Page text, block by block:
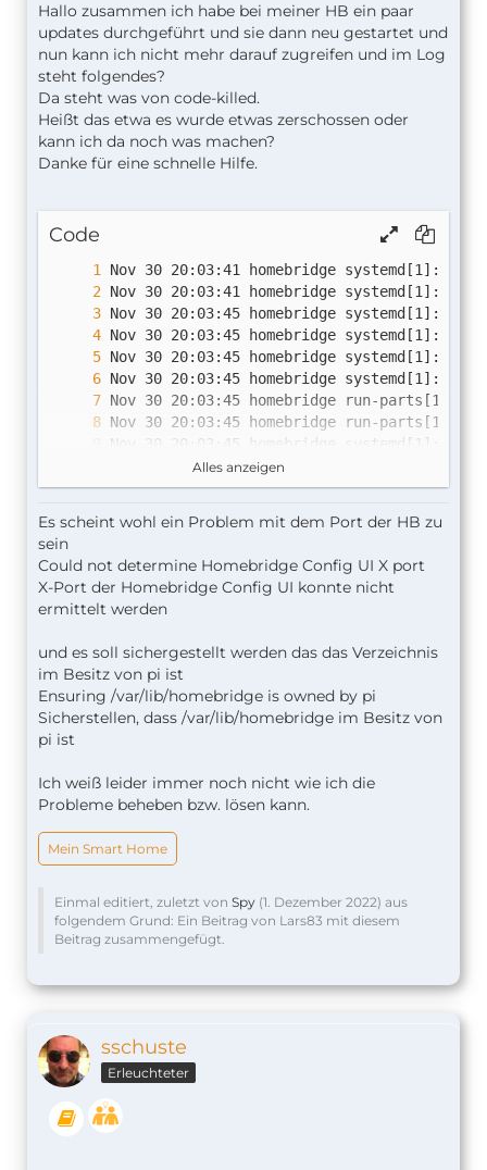
Hallo zusammen ich habe bei meiner HB ein paar
updates durchgeführt und sie dann neu gestartet und
nun kann ich nicht mehr darauf zugreifen und im Log
steht folgendes?
Da steht was von code-killed.
Heißt das etwa es wurde etwas zerschossen oder
kann ich da noch was machen?
Danke für eine schnelle Hilfe.
Code
Alles anzeigen
Es scheint wohl ein Problem mit dem Port der HB zu
sein
Could not determine Homebridge Config UI X port
X-Port der Homebridge Config UI konnte nicht
ermittelt werden
und es soll sichergestellt werden das das Verzeichnis
im Besitz von pi ist
Ensuring /var/lib/homebridge is owned by pi
Sicherstellen, dass /var/lib/homebridge im Besitz von
pi ist
Ich weiß leider immer noch nicht wie ich die
Probleme beheben bzw. lösen kann.
Mein Smart Home
Einmal editiert, zuletzt von Spy (1. Dezember 2022) aus
folgendem Grund: Ein Beitrag von Lars83 mit diesem
Beitrag zusammengefügt.
sschuste
Erleuchteter